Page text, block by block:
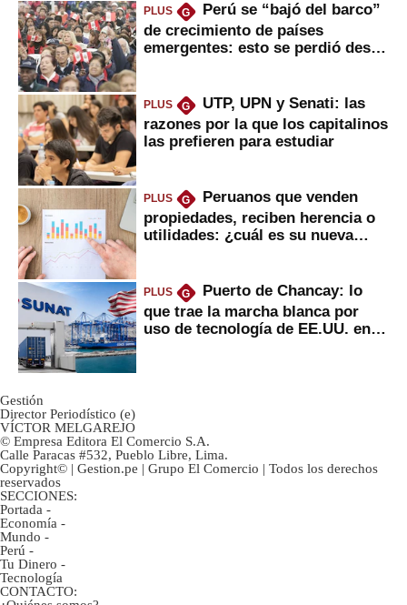
PLUS G
Perú se “bajó del barco”
de crecimiento de países
emergentes: esto se perdió desde
PLUS G
UTP, UPN y Senati: las
razones por la que los capitalinos
las prefieren para estudiar
PLUS G
Peruanos que venden
propiedades, reciben herencia o
utilidades: ¿cuál es su nueva
PLUS G
Puerto de Chancay: lo
que trae la marcha blanca por
uso de tecnología de EE.UU. en
Gestión
Director Periodístico (e)
VÍCTOR MELGAREJO
© Empresa Editora El Comercio S.A.
Calle Paracas #532, Pueblo Libre, Lima.
Copyright© | Gestion.pe | Grupo El Comercio | Todos los derechos
reservados
SECCIONES:
Portada -
Economía -
Mundo -
Perú -
Tu Dinero -
Tecnología
CONTACTO: